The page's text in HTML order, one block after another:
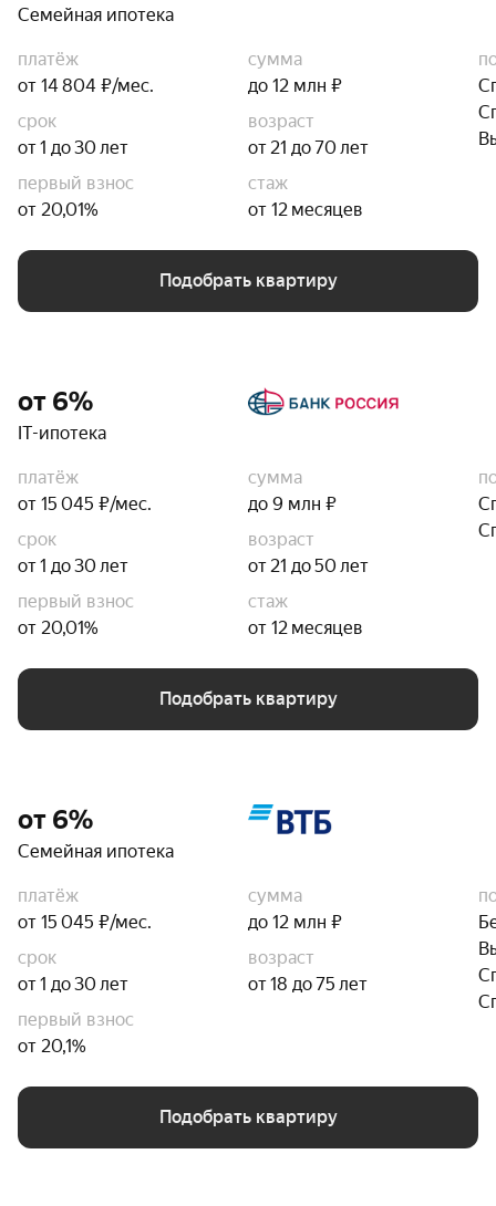
Семейная ипотека
платёж
от 14 804 ₽/мес.
сумма
до 12 млн ₽
срок
от 1 до 30 лет
возраст
от 21 до 70 лет
первый взнос
от 20,01%
стаж
от 12 месяцев
Подобрать квартиру
от 6%
IT-ипотека
платёж
от 15 045 ₽/мес.
сумма
до 9 млн ₽
срок
от 1 до 30 лет
возраст
от 21 до 50 лет
первый взнос
от 20,01%
стаж
от 12 месяцев
Подобрать квартиру
от 6%
Семейная ипотека
платёж
от 15 045 ₽/мес.
сумма
до 12 млн ₽
срок
от 1 до 30 лет
возраст
от 18 до 75 лет
первый взнос
от 20,1%
Подобрать квартиру